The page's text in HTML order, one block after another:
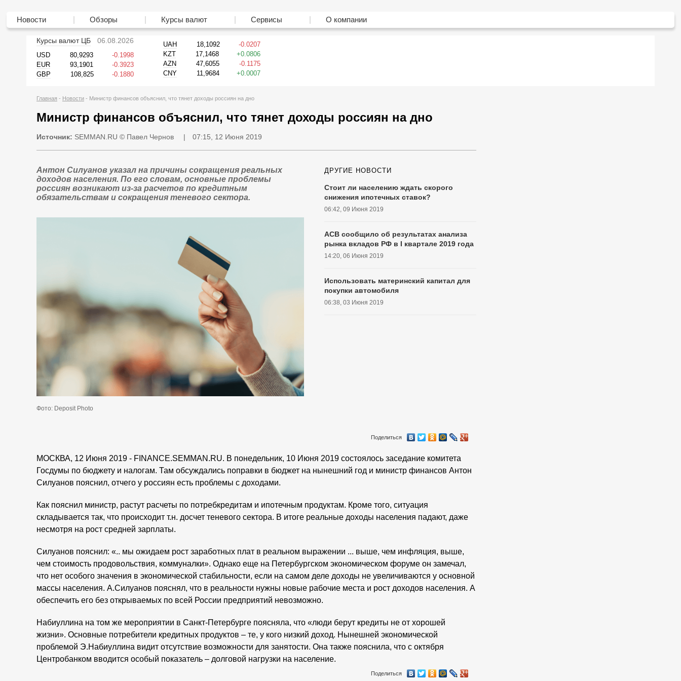
Новости Обзоры Курсы валют Сервисы О компании
Курсы валют ЦБ 06.08.2026
USD 80,9293
-0.1998
EUR
93,1901
-0.3923
GBP
108,825 -0.1880
UAH 18,1092
-0.0207
KZT
17,1468
0.0806
AZN
47,6055
-0.1175
CNY
11,9684 0.0007
Главная Новости Министр финансов объяснил, что тянет доходы россиян на дно
Министр финансов объяснил, что тянет доходы россиян на дно
Источник: SEMMAN.RU © Павел Чернов | 07:15, 12 Июня 2019
Антон Силуанов указал на причины сокращения реальных
доходов населения. По его словам, основные проблемы
россиян возникают из-за расчетов по кредитным
обязательствам и сокращения теневого сектора.
Фото: Deposit Photo
ДРУГИЕ НОВОСТИ
Стоит ли населению ждать скорого
снижения ипотечных ставок?
06:42, 09 Июня 2019
АСВ сообщило об результатах анализа
рынка вкладов РФ в I квартале 2019 года
14:20, 06 Июня 2019
Использовать материнский капитал для
покупки автомобиля
06:38, 03 Июня 2019
Поделиться
МОСКВА, 12 Июня 2019 - FINANCE.SEMMAN.RU. В понедельник, 10 Июня 2019 состоялось заседание комитета
Госдумы по бюджету и налогам. Там обсуждались поправки в бюджет на нынешний год и министр финансов Антон
Силуанов пояснил, отчего у россиян есть проблемы с доходами.
Как пояснил министр, растут расчеты по потребкредитам и ипотечным продуктам. Кроме того, ситуация
складывается так, что происходит т.н. досчет теневого сектора. В итоге реальные доходы населения падают, даже
несмотря на рост средней зарплаты.
Силуанов пояснил: «.. мы ожидаем рост заработных плат в реальном выражении ... выше, чем инфляция, выше,
чем стоимость продовольствия, коммуналки». Однако еще на Петербургском экономическом форуме он замечал,
что нет особого значения в экономической стабильности, если на самом деле доходы не увеличиваются у основной
массы населения. А.Силуанов пояснял, что в реальности нужны новые рабочие места и рост доходов населения. А
обеспечить его без открываемых по всей России предприятий невозможно.
Набиуллина на том же мероприятии в Санкт-Петербурге поясняла, что «люди берут кредиты не от хорошей
жизни». Основные потребители кредитных продуктов – те, у кого низкий доход. Нынешней экономической
проблемой Э.Набиуллина видит отсутствие возможности для занятости. Она также пояснила, что с октября
Центробанком вводится особый показатель – долговой нагрузки на население.
Поделиться